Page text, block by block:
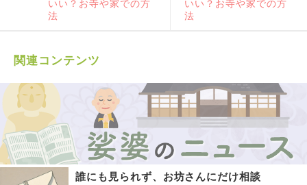
いい？お寺や家での方
法
いい？お寺や家での方
法
関連コンテンツ
誰にも見られず、お坊さんにだけ相談